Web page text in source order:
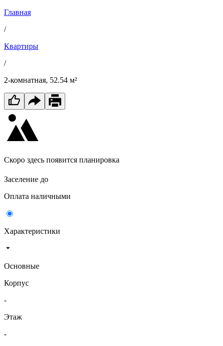
Главная
/
Квартиры
/
2-комнатная, 52.54 м²
Скоро здесь появится планировка
Заселение до
Оплата наличными
Характеристики
Основные
Корпус
-
Этаж
-